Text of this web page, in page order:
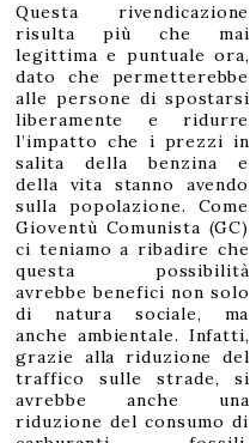
Questa rivendicazione
risulta più che mai
legittima e puntuale ora,
dato che permetterebbe
alle persone di spostarsi
liberamente e ridurre
l’impatto che i prezzi in
salita della benzina e
della vita stanno avendo
sulla popolazione. Come
Gioventù Comunista (GC)
ci teniamo a ribadire che
questa possibilità
avrebbe benefici non solo
di natura sociale, ma
anche ambientale. Infatti,
grazie alla riduzione del
traffico sulle strade, si
avrebbe anche una
riduzione del consumo di